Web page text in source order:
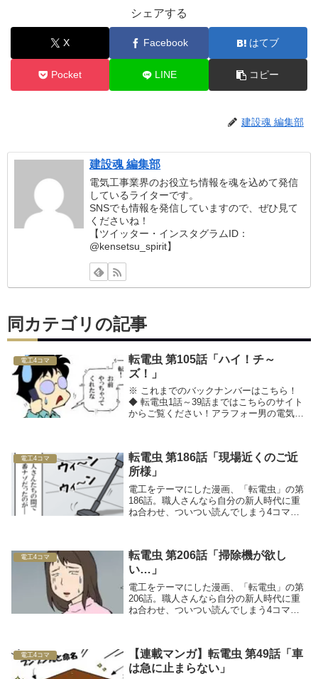
シェアする
X Facebook はてブ
Pocket LINE コピー
建設魂 編集部
建設魂 編集部
電気工事業界のお役立ち情報を魂を込めて発信
しているライターです。
SNSでも情報を発信していますので、ぜひ見て
くださいね！
【ツイッター・インスタグラムID：
@kensetsu_spirit】
同カテゴリの記事
電工4コマ
転電虫 第105話「ハイ！チ～
ズ！」
※ これまでのバックナンバーはこちら！
◆ 転電虫1話～39話まではこちらのサイト
からご覧ください！アラフォー男の電気工
電工4コマ
転電虫 第186話「現場近くのご近
所様」
電工をテーマにした漫画、「転電虫」の第
186話。職人さんなら自分の新人時代に重
ね合わせ、ついつい読んでしまう4コママ
電工4コマ
転電虫 第206話「掃除機が欲し
い…」
電工をテーマにした漫画、「転電虫」の第
206話。職人さんなら自分の新人時代に重
ね合わせ、ついつい読んでしまう4コママ
電工4コマ
【連載マンガ】転電虫 第49話「車
は急に止まらない」